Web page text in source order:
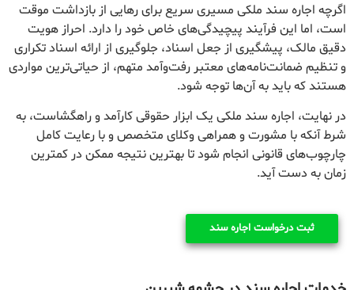
اگرچه اجاره سند ملکی مسیری سریع برای رهایی از بازداشت موقت
است، اما این فرآیند پیچیدگی‌های خاص خود را دارد. احراز هویت
دقیق مالک، پیشگیری از جعل اسناد، جلوگیری از ارائه اسناد تکراری
و تنظیم ضمانت‌نامه‌های معتبر رفت‌وآمد متهم، از حیاتی‌ترین مواردی
هستند که باید به آن‌ها توجه شود.
در نهایت، اجاره سند ملکی یک ابزار حقوقی کارآمد و راهگشاست، به
شرط آنکه با مشورت و همراهی وکلای متخصص و با رعایت کامل
چارچوب‌های قانونی انجام شود تا بهترین نتیجه ممکن در کمترین
زمان به دست آید.
ثبت درخواست اجاره سند